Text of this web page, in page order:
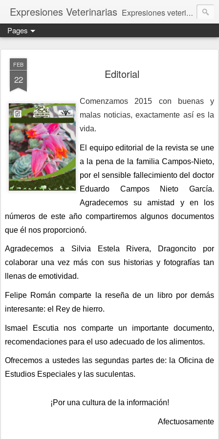
Expresiones Veterinarias Expresiones veterinarias es una publicación en linea de la biblioteca de la Facultad de Veterinaria y Zootecnia de la UNAM
Pages
FEB
22 Editorial
Comenzamos 2015 con buenas y
malas noticias, exactamente así es la
vida.
El equipo editorial de la revista se une
a la pena de la familia Campos-Nieto,
por el sensible fallecimiento del doctor
Eduardo Campos Nieto García.
Agradecemos su amistad y en los
números de este año compartiremos algunos documentos
que él nos proporcionó.
Agradecemos a Silvia Estela Rivera, Dragoncito por
colaborar una vez más con sus historias y fotografías tan
llenas de emotividad.
Felipe Román comparte la reseña de un libro por demás
interesante: el Rey de hierro.
Ismael Escutia nos comparte un importante documento,
recomendaciones para el uso adecuado de los alimentos.
Ofrecemos a ustedes las segundas partes de: la Oficina de
Estudios Especiales y las suculentas.
¡Por una cultura de la información!
Afectuosamente